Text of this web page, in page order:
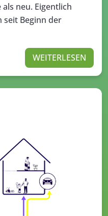
neu. Eigentlich
seit Beginn der
WEITERLESEN